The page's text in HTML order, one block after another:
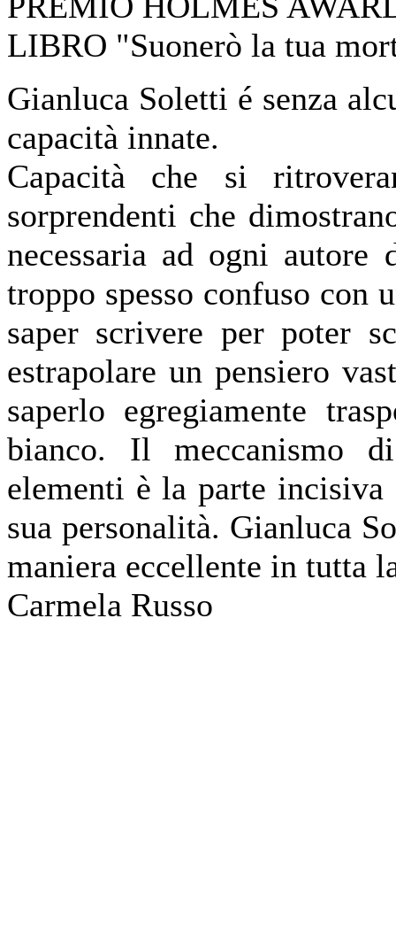
LIBRO "Suonerò la tua
Gianluca Soletti é senza
capacità innate.
Capacità che si
sorprendenti che
necessaria ad ogni
troppo spesso confuso con
saper scrivere per poter
estrapolare un pensiero
saperlo egregiamente
bianco. Il meccanismo
elementi è la parte
sua personalità. Gianluca
maniera eccellente in tutta
Carmela Russo